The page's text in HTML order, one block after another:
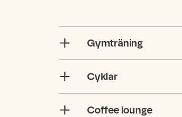
Gymträning
Cyklar
Coffee lounge